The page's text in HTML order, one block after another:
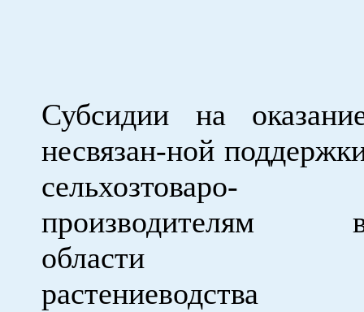
Субсидии на
несвязан-ной
сельхозтоваро-
производителям
области
растениеводства